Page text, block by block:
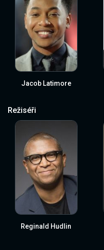
Jacob Latimore
Režiséři
Reginald Hudlin